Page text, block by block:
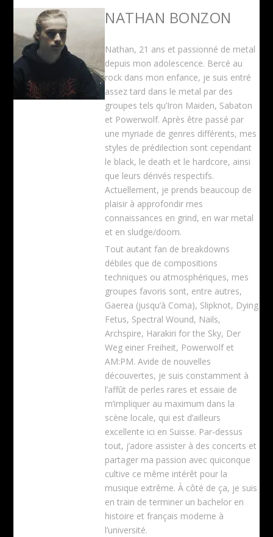
NATHAN BONZON
Nathan, 21 ans et passionné de metal
depuis mon adolescence. Bercé au
rock dans mon enfance, je suis entré
assez tard dans le metal par des
groupes tels qu’Iron Maiden, Sabaton
et Powerwolf. Après être passé par
une myriade de genres différents, mes
styles de prédilection sont cependant
le black, le death et le hardcore, ainsi
que leurs dérivés respectifs.
Actuellement, je prends beaucoup de
plaisir à approfondir mes
connaissances en grind, en war metal
et en sludge/doom.
Tout autant fan de breakdowns
débiles que de compositions
techniques ou atmosphériques, mes
groupes favoris sont, entre autres,
Gaerea (jusqu’à Coma), Slipknot, Dying
Fetus, Spectral Wound, Nails,
Archspire, Harakiri for the Sky, Der
Weg einer Freiheit, Powerwolf et
AM:PM. Avide de nouvelles
découvertes, je suis constamment à
l’affût de perles rares et essaie de
m’impliquer au maximum dans la
scène locale, qui est d’ailleurs
excellente ici en Suisse. Par-dessus
tout, j’adore assister à des concerts et
partager ma passion avec quiconque
cultive ce même intérêt pour la
musique extrême. À côté de ça, je suis
en train de terminer un bachelor en
histoire et français moderne à
l’université.